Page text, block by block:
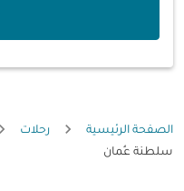
الصفحة الرئيسية رحلات
سلطنة عُمان